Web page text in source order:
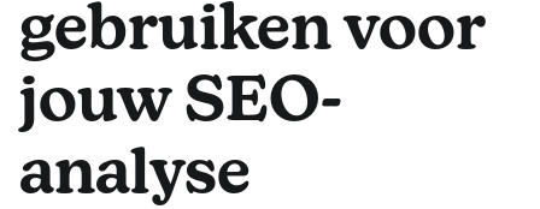
gebruiken voor
jouw SEO-
analyse